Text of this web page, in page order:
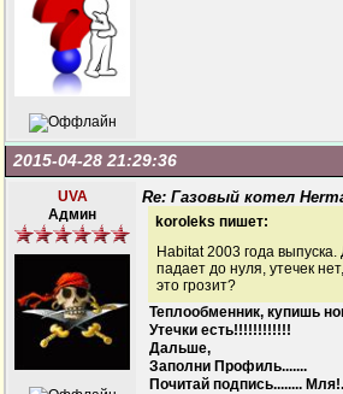
2015-04-28 21:29:36
UVA
Админ
Re: Газовый котел
koroleks пишет:
Habitat 2003 года
падает до нуля, утечек
это грозит?
Теплообменник, купишь
Утечки есть!!!!!!!!!!!!
Дальше,
Заполни Профиль.......
Почитай подпись........